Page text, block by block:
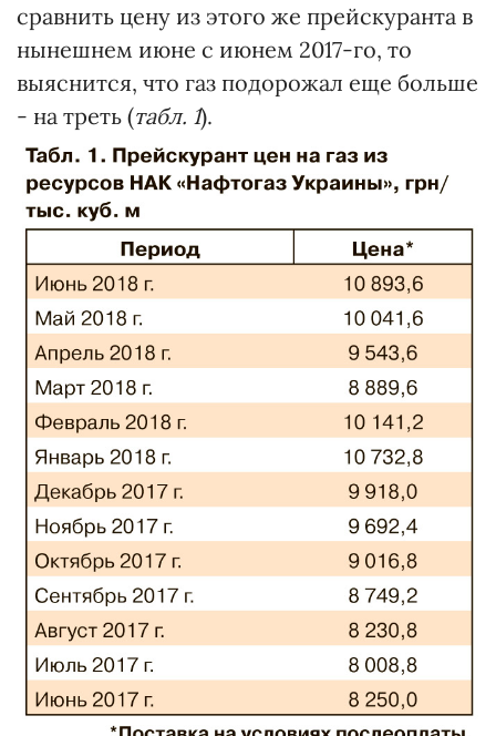
сравнить цену из этого же прейскуранта в
нынешнем июне с июнем 2017-го, то
выяснится, что газ подорожал еще больше
- на треть (табл. 1).